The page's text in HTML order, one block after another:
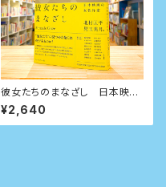
彼女たちのまなざし 日本映画
の女性作家
¥2,640